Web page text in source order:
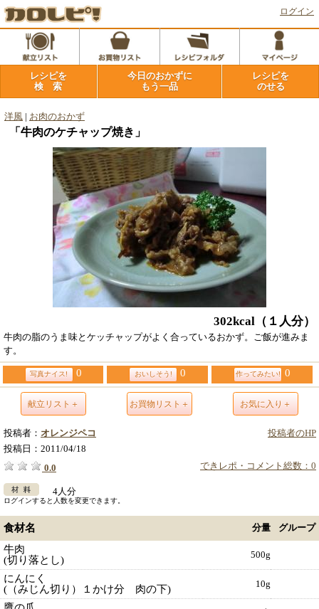
ログイン
レシピを
検 索
今日のおかずに
もう一品
レシピを
のせる
洋風 お肉のおかず
「牛肉のケチャップ焼き」
302kcal （１人分）
牛肉の脂のうま味とケッチャップがよく合っているおかず。ご飯が進みま
す。
写真ナイス! 0 おいしそう! 0 作ってみたい! 0
献立リスト＋ お買物リスト＋ お気に入り＋
投稿者のHP
投稿者： オレンジペコ
投稿日： 2011/04/18
できレポ・コメント総数：0
0.0
4人分
ログインすると人数を変更できます。
食材名 分量 グループ
牛肉
(切り落とし)
500g
にんにく
(（みじん切り）１かけ分 肉の下)
10g